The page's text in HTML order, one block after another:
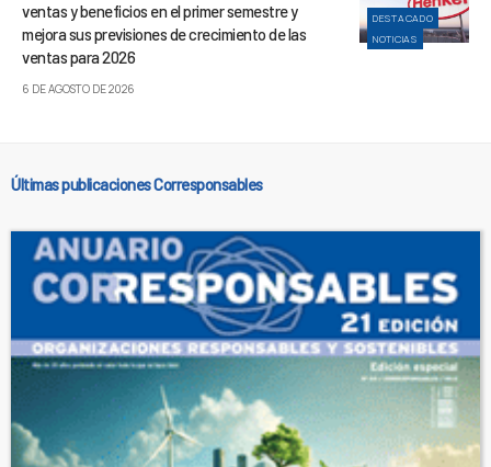
DESTACADO
NOTICIAS
ventas y beneficios en el primer semestre y
mejora sus previsiones de crecimiento de las
ventas para 2026
6 DE AGOSTO DE 2026
Últimas publicaciones Corresponsables